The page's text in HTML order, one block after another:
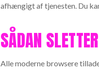
afhængigt af tjenesten. Du
SÅDAN
Alle moderne browsere